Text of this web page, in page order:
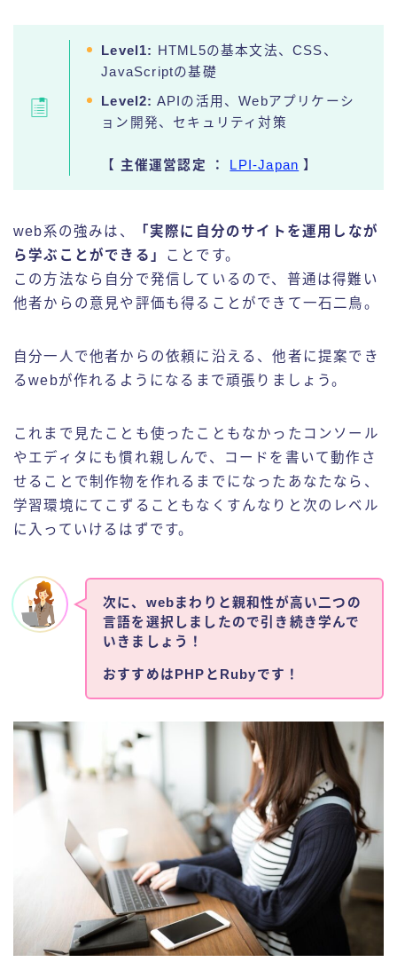
Level1: HTML5の基本文法、CSS、
JavaScriptの基礎
Level2: APIの活用、Webアプリケーシ
ョン開発、セキュリティ対策
【 主催運営認定 ： LPI-Japan 】
web系の強みは、
「実際に自分のサイトを運用しなが
ら学ぶことができる」
ことです。
この方法なら自分で発信しているので、普通は得難い
他者からの意見や評価も得ることができて一石二鳥。
自分一人で他者からの依頼に沿える、他者に提案でき
るwebが作れるようになるまで頑張りましょう。
これまで見たことも使ったこともなかったコンソール
やエディタにも慣れ親しんで、コードを書いて動作さ
せることで制作物を作れるまでになったあなたなら、
学習環境にてこずることもなくすんなりと次のレベル
に入っていけるはずです。
次に、webまわりと親和性が高い二つの
言語を選択しましたので引き続き学んで
いきましょう！
おすすめはPHPとRubyです！